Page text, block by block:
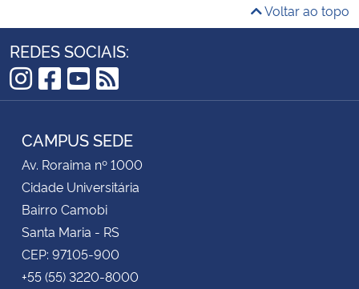
Voltar ao topo
REDES SOCIAIS:
Instagram
Facebook
YouTube
RSS
CAMPUS SEDE
Av. Roraima nº 1000
Cidade Universitária
Bairro Camobi
Santa Maria - RS
CEP: 97105-900
+55 (55) 3220-8000